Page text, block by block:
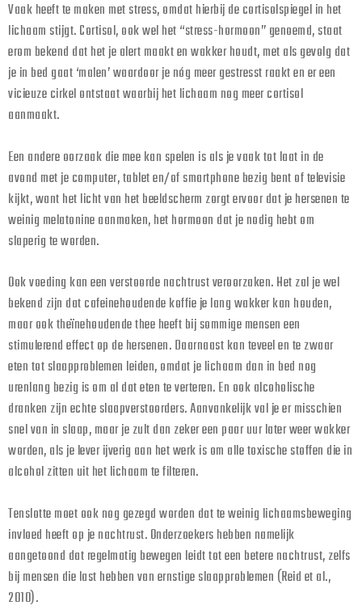
Vaak heeft te maken met stress, omdat hierbij de cortisolspiegel in het
lichaam stijgt. Cortisol, ook wel het “stress-hormoon” genoemd, staat
erom bekend dat het je alert maakt en wakker houdt, met als gevolg dat
je in bed gaat ‘malen’ waardoor je nóg meer gestresst raakt en er een
vicieuze cirkel ontstaat waarbij het lichaam nog meer cortisol
aanmaakt.
Een andere oorzaak die mee kan spelen is als je vaak tot laat in de
avond met je computer, tablet en/of smartphone bezig bent of televisie
kijkt, want het licht van het beeldscherm zorgt ervoor dat je hersenen te
weinig melatonine aanmaken, het hormoon dat je nodig hebt om
slaperig te worden.
Ook voeding kan een verstoorde nachtrust veroorzaken. Het zal je wel
bekend zijn dat cafeinehoudende koffie je lang wakker kan houden,
maar ook theïnehoudende thee heeft bij sommige mensen een
stimulerend effect op de hersenen. Daarnaast kan teveel en te zwaar
eten tot slaapproblemen leiden, omdat je lichaam dan in bed nog
urenlang bezig is om al dat eten te verteren. En ook alcoholische
dranken zijn echte slaapverstoorders. Aanvankelijk val je er misschien
snel van in slaap, maar je zult dan zeker een paar uur later weer wakker
worden, als je lever ijverig aan het werk is om alle toxische stoffen die in
alcohol zitten uit het lichaam te filteren.
Tenslotte moet ook nog gezegd worden dat te weinig lichaamsbeweging
invloed heeft op je nachtrust. Onderzoekers hebben namelijk
aangetoond dat regelmatig bewegen leidt tot een betere nachtrust, zelfs
bij mensen die last hebben van ernstige slaapproblemen (Reid et al.,
2010).